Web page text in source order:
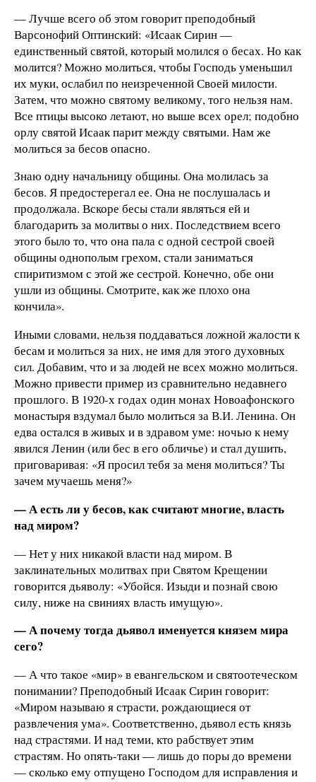
— Лучше всего об этом говорит преподобный
Варсонофий Оптинский: «Исаак Сирин —
единственный святой, который молился о бесах. Но как
молится? Можно молиться, чтобы Господь уменьшил
их муки, ослабил по неизреченной Своей милости.
Затем, что можно святому великому, того нельзя нам.
Все птицы высоко летают, но выше всех орел; подобно
орлу святой Исаак парит между святыми. Нам же
молиться за бесов опасно.
Знаю одну начальницу общины. Она молилась за
бесов. Я предостерегал ее. Она не послушалась и
продолжала. Вскоре бесы стали являться ей и
благодарить за молитвы о них. Последствием всего
этого было то, что она пала с одной сестрой своей
общины однополым грехом, стали заниматься
спиритизмом с этой же сестрой. Конечно, обе они
ушли из общины. Смотрите, как же плохо она
кончила».
Иными словами, нельзя поддаваться ложной жалости к
бесам и молиться за них, не имя для этого духовных
сил. Добавим, что и за людей не всех можно молиться.
Можно привести пример из сравнительно недавнего
прошлого. В 1920-х годах один монах Новоафонского
монастыря вздумал было молиться за В.И. Ленина. Он
едва остался в живых и в здравом уме: ночью к нему
явился Ленин (или бес в его обличье) и стал душить,
приговаривая: «Я просил тебя за меня молиться? Ты
зачем мучаешь меня?»
— А есть ли у бесов, как считают многие, власть
над миром?
— Нет у них никакой власти над миром. В
заклинательных молитвах при Святом Крещении
говорится дьяволу: «Убойся. Изыди и познай свою
силу, ниже на свиниях власть имущую».
— А почему тогда дьявол именуется князем мира
сего?
— А что такое «мир» в евангельском и святоотеческом
понимании? Преподобный Исаак Сирин говорит:
«Миром называю я страсти, рождающиеся от
развлечения ума». Соответственно, дьявол есть князь
над страстями. И над теми, кто рабствует этим
страстям. Но опять-таки — лишь до поры до времени
— сколько ему отпущено Господом для исправления и